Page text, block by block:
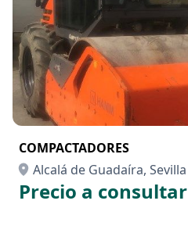
COMPACTADORES
Alcalá de Guadaíra, Sevilla
Precio a consultar